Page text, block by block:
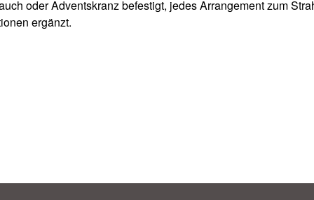
oder Adventskranz befestigt, jedes Arrangement zum
ergänzt.